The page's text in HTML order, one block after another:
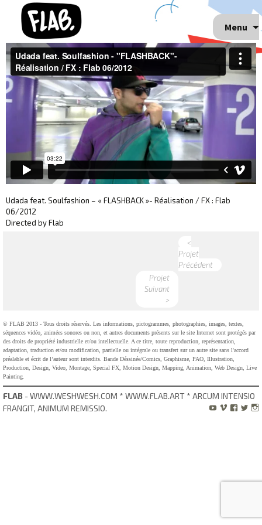
Menu
Udada feat. Soulfashion – « FLASHBACK »- Réalisation / FX : Flab
06/2012
Directed by Flab
<
Projet
Précédent
Projet
Suivant
>
© FLAB 2013 - Tous droits réservés. Les informations, pictogrammes, photographies, images, textes,
séquences vidéo, animées sonores ou non, et autres documents présents sur le site Internet sont protégés par
des droits de propriété industrielle et/ou intellectuelle. A ce titre, toute reproduction, représentation,
adaptation, traduction et/ou modification, partielle ou intégrale ou transfert sur un autre site sans l'accord
préalable et écrit de l’auteur sont interdits. Bande Déssinée/Comics, Graphisme, PAO, Illustration,
Production, Design, Video, Montage, Special FX, Motion Design, Mapping, Animation, Web Design, Live
Painting.
FLAB - WWW.WESHWESH.COM * WWW.FLAB.ART * ARCUM INTENSIO
FRANGIT, ANIMUM REMISSIO.
    